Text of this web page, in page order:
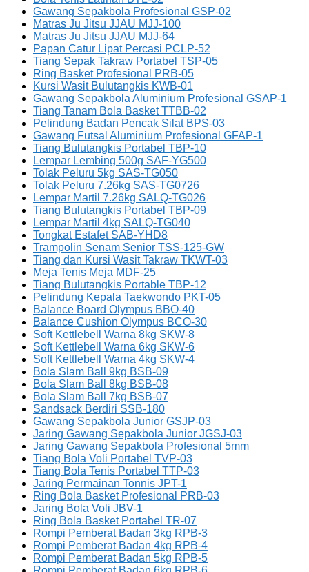
Gawang Sepakbola Profesional GSP-02
Matras Ju Jitsu JJAU MJJ-100
Matras Ju Jitsu JJAU MJJ-64
Papan Catur Lipat Percasi PCLP-52
Tiang Sepak Takraw Portabel TSP-05
Ring Basket Profesional PRB-05
Kursi Wasit Bulutangkis KWB-01
Gawang Sepakbola Aluminium Profesional GSAP-1
Tiang Tanam Bola Basket TTBB-02
Pelindung Badan Pencak Silat BPS-03
Gawang Futsal Aluminium Profesional GFAP-1
Tiang Bulutangkis Portabel TBP-10
Lempar Lembing 500g SAF-YG500
Tolak Peluru 5kg SAS-TG050
Tolak Peluru 7.26kg SAS-TG0726
Lempar Martil 7.26kg SALQ-TG026
Tiang Bulutangkis Portabel TBP-09
Lempar Martil 4kg SALQ-TG040
Tongkat Estafet SAB-YHD8
Trampolin Senam Senior TSS-125-GW
Tiang dan Kursi Wasit Takraw TKWT-03
Meja Tenis Meja MDF-25
Tiang Bulutangkis Portable TBP-12
Pelindung Kepala Taekwondo PKT-05
Balance Board Olympus BBO-40
Balance Cushion Olympus BCO-30
Soft Kettlebell Warna 8kg SKW-8
Soft Kettlebell Warna 6kg SKW-6
Soft Kettlebell Warna 4kg SKW-4
Bola Slam Ball 9kg BSB-09
Bola Slam Ball 8kg BSB-08
Bola Slam Ball 7kg BSB-07
Sandsack Berdiri SSB-180
Gawang Sepakbola Junior GSJP-03
Jaring Gawang Sepakbola Junior JGSJ-03
Jaring Gawang Sepakbola Profesional 5mm
Tiang Bola Voli Portabel TVP-03
Tiang Bola Tenis Portabel TTP-03
Jaring Permainan Tonnis JPT-1
Ring Bola Basket Profesional PRB-03
Jaring Bola Voli JBV-1
Ring Bola Basket Portabel TR-07
Rompi Pemberat Badan 3kg RPB-3
Rompi Pemberat Badan 4kg RPB-4
Rompi Pemberat Badan 5kg RPB-5